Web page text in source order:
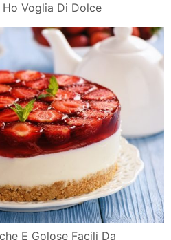
Voglia Di Dolce
E Golose Facili Da